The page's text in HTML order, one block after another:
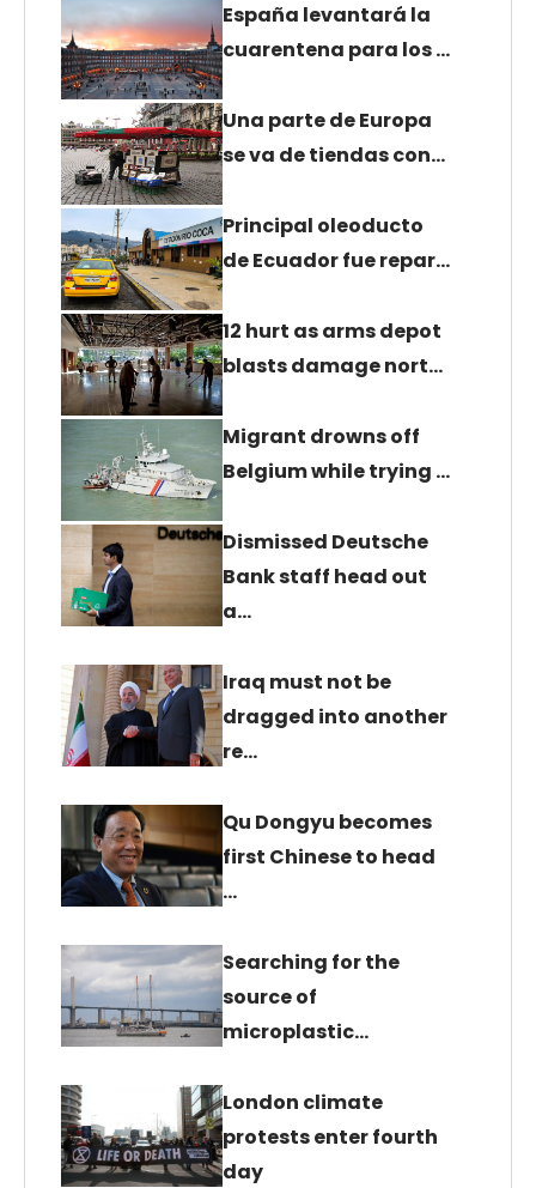
España levantará la
cuarentena para los …
Una parte de Europa
se va de tiendas con…
Principal oleoducto
de Ecuador fue repar…
12 hurt as arms depot
blasts damage nort…
Migrant drowns off
Belgium while trying …
Dismissed Deutsche
Bank staff head out
a…
Iraq must not be
dragged into another
re…
Qu Dongyu becomes
first Chinese to head
…
Searching for the
source of
microplastic…
London climate
protests enter fourth
day